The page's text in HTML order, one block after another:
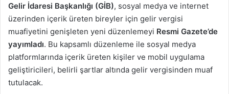
Gelir İdaresi Başkanlığı (GİB), sosyal medya ve internet
üzerinden içerik üreten bireyler için gelir vergisi
muafiyetini genişleten yeni düzenlemeyi Resmi Gazete’de
yayımladı. Bu kapsamlı düzenleme ile sosyal medya
platformlarında içerik üreten kişiler ve mobil uygulama
geliştiricileri, belirli şartlar altında gelir vergisinden muaf
tutulacak.